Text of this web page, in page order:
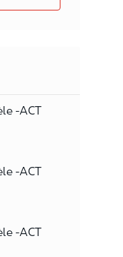
-ACT
-ACT
-ACT